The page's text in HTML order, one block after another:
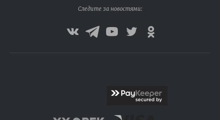
Следите за новостями: